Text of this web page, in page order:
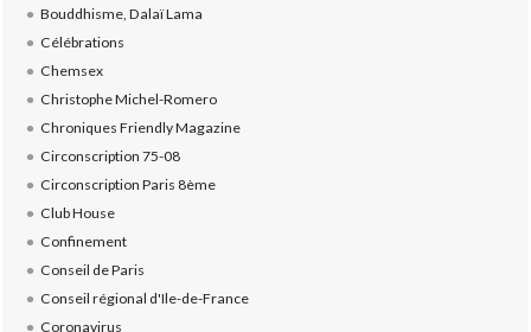
Bouddhisme, Dalaï Lama
Célébrations
Chemsex
Christophe Michel-Romero
Chroniques Friendly Magazine
Circonscription 75-08
Circonscription Paris 8ème
Club House
Confinement
Conseil de Paris
Conseil régional d'Ile-de-France
Coronavirus